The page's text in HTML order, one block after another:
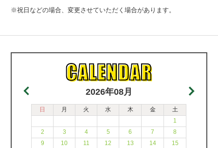
※祝日などの場合、変更させていただく場合があります。
2026年08月
日 月 火 水 木 金
土
1
2
3 4 5 6 7
8
9
10 11 12 13 14 15